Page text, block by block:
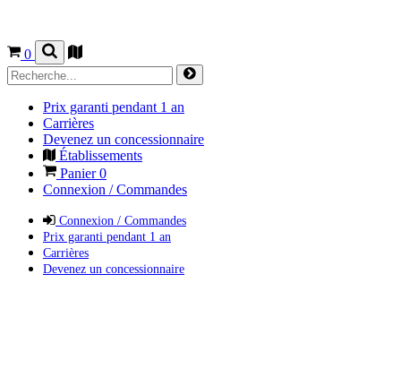
0
Prix garanti pendant 1 an
Carrières
Devenez un concessionnaire
Établissements
Panier0
Connexion / Commandes
Connexion / Commandes
Prix garanti pendant 1 an
Carrières
Devenez un concessionnaire